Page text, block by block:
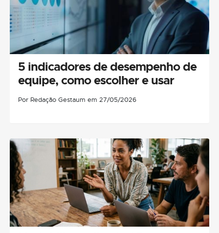
5 indicadores de desempenho de
equipe, como escolher e usar
Por Redação Gestaum em 27/05/2026